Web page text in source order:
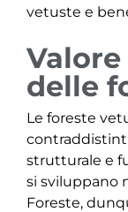
vetuste e
delle
Le foreste
strutturale e
si sviluppano
Foreste,